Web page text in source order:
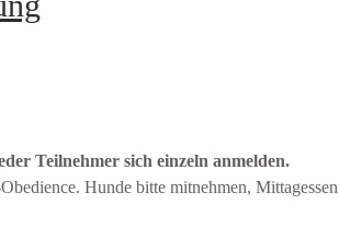
Teilnehmer sich einzeln anmelden.
Hunde bitte mitnehmen, Mittagessen